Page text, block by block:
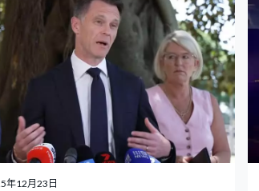
彈頭數量維持在600多個，與之前數年相
有所放緩，但仍在擴張核武儲備，預計
千核彈頭。報告稱雖然美國總統特朗普
核化計劃，但其實北京對無核化以至控
論根本毫無興趣。 報告又提到，中國預期
夠攻打台灣並取勝，指北京正在完善以武
選項，包括攻擊距離中國1,500至2,000
重威脅美軍在亞太地區的部署。在北
關報告屬美國一貫炒作，國際社會對此
交部發言人林劍：「美方的類似炒作是
年12月23日